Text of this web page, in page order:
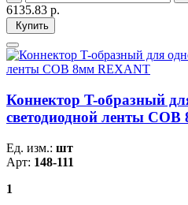
6135.83 р.
Купить
Коннектор T-образный
светодиодной ленты
Ед. изм.: шт
Арт: 148-111
1